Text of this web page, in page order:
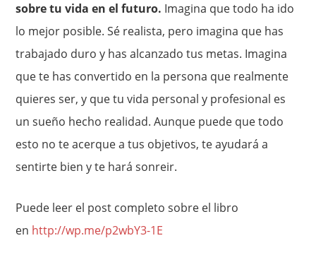
sobre tu vida en el futuro. Imagina que todo ha ido
lo mejor posible. Sé realista, pero imagina que has
trabajado duro y has alcanzado tus metas. Imagina
que te has convertido en la persona que realmente
quieres ser, y que tu vida personal y profesional es
un sueño hecho realidad. Aunque puede que todo
esto no te acerque a tus objetivos, te ayudará a
sentirte bien y te hará sonreir.
Puede leer el post completo sobre el libro
en http://wp.me/p2wbY3-1E